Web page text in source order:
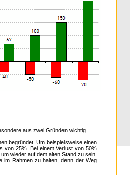
aus zwei Gründen wichtig.
begründet. Um beispielsweise einen
von 25%. Bei einem Verlust von 50%
wieder auf dem alten Stand zu sein.
im Rahmen zu halten, denn der Weg